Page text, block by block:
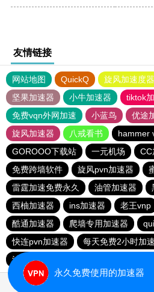
友情链接
网站地图 QuickQ 旋风加速度器
坚果加速器
小牛加速器 tiktok
免费vqn外网加速
小蓝鸟 优途
旋风加速器
八戒看书 hammer
GOROOO下载站
一元机场 CC
免费跨墙软件
旋风pvn加速器
雷霆加速免费永久
油管加速器
西柚加速器
ins加速器 老王vnp
酷通加速器
爬墙专用加速器
快连pvn加速器
每天免费2小时加
油管加速器
永久免费使用的加速器